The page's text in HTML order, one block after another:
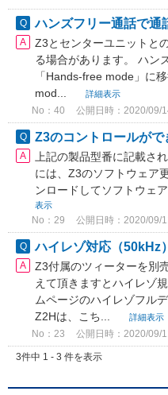
ハンズフリー通話で通
Z3とセンターユニットと
る場合があります。 ハン
「Hands-free mode」に
mod...
詳細表示
No：40 公開日時：2020/09/
Z3のコントロールがで
上記の製品型番に記載さ
には、Z3のソフトウェア
ンロードしてソフトウェ
表示
No：29 公開日時：2020/09/
ハイレゾ対応（50kHz
Z3付属のツィーターを別
えて頂きますとハイレゾ
ムページのハイレゾフル
Z2Hは、こち...
詳細表示
No：23 公開日時：2020/09/
3件中 1 - 3 件を表示